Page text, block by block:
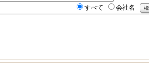
すべて 会社名